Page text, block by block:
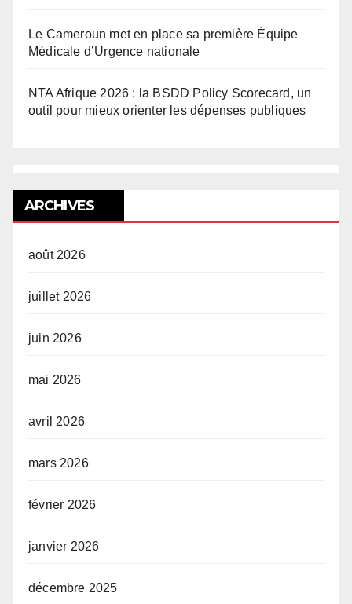
Le Cameroun met en place sa première Équipe
Médicale d’Urgence nationale
NTA Afrique 2026 : la BSDD Policy Scorecard, un
outil pour mieux orienter les dépenses publiques
ARCHIVES
août 2026
juillet 2026
juin 2026
mai 2026
avril 2026
mars 2026
février 2026
janvier 2026
décembre 2025